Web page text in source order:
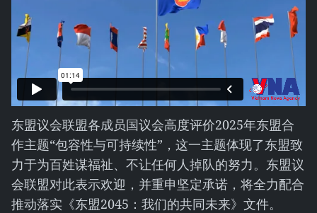
东盟议会联盟各成员国议会高度评价2025年东盟合
作主题“包容性与可持续性”，这一主题体现了东盟致
力于为百姓谋福祉、不让任何人掉队的努力。东盟议
会联盟对此表示欢迎，并重申坚定承诺，将全力配合
推动落实《东盟2045：我们的共同未来》文件。